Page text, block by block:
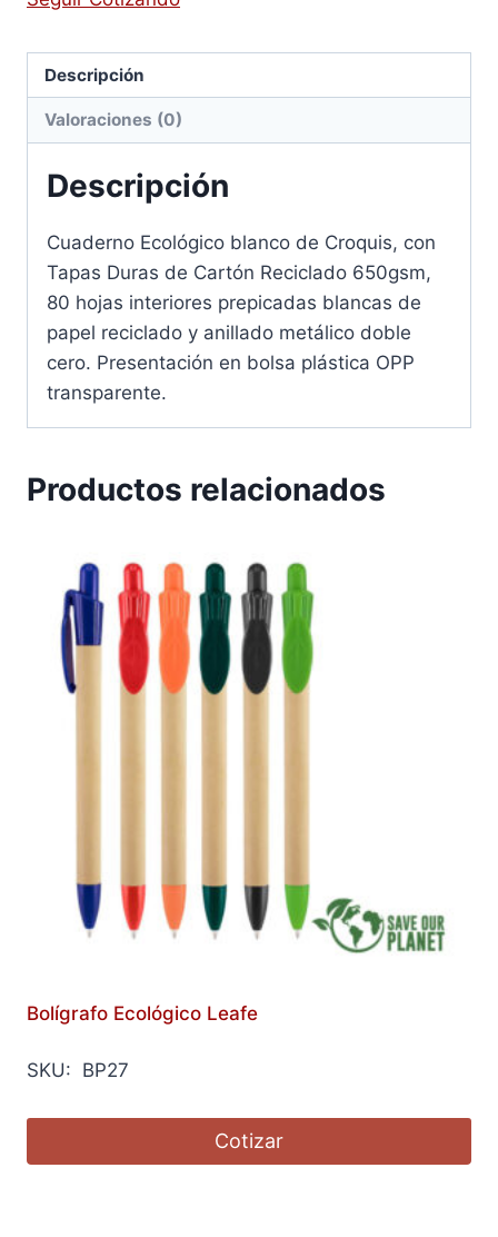
Descripción
Valoraciones (0)
Descripción
Cuaderno Ecológico blanco de Croquis, con
Tapas Duras de Cartón Reciclado 650gsm,
80 hojas interiores prepicadas blancas de
papel reciclado y anillado metálico doble
cero. Presentación en bolsa plástica OPP
transparente.
Productos relacionados
Bolígrafo Ecológico Leafe
SKU: BP27
Cotizar